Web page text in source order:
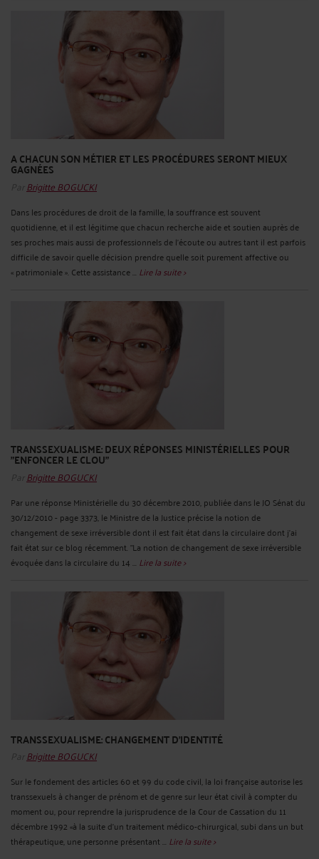
A CHACUN SON MÉTIER ET LES PROCÉDURES SERONT MIEUX
GAGNÉES
Par Brigitte BOGUCKI
Dans les procédures de droit de la famille, la souffrance est souvent
quotidienne, et il est légitime que chacun recherche aide et soutien auprès de
ses proches mais aussi de professionnels de l'écoute ou autres tant il est parfois
difficile de savoir quelle décision prendre quelle soit purement affective ou
« patrimoniale ». Cette assistance ... Lire la suite >
TRANSSEXUALISME: DEUX RÉPONSES MINISTÉRIELLES POUR
"ENFONCER LE CLOU"
Par Brigitte BOGUCKI
Par une réponse Ministérielle du 30 décembre 2010, publiée dans le JO Sénat du
30/12/2010 - page 3373, le Ministre de la Justice précise la notion de
changement de sexe irréversible dont il est fait état dans la circulaire dont j'ai
fait état sur ce blog récemment. "La notion de changement de sexe irréversible
évoquée dans la circulaire du 14 ... Lire la suite >
TRANSSEXUALISME: CHANGEMENT D'IDENTITÉ
Par Brigitte BOGUCKI
Sur le fondement des articles 60 et 99 du code civil, la loi française autorise les
transsexuels à changer de prénom et de genre sur leur état civil à compter du
moment ou, pour reprendre la jurisprudence de la Cour de Cassation du 11
décembre 1992 «à la suite d'un traitement médico-chirurgical, subi dans un but
thérapeutique, une personne présentant ... Lire la suite >